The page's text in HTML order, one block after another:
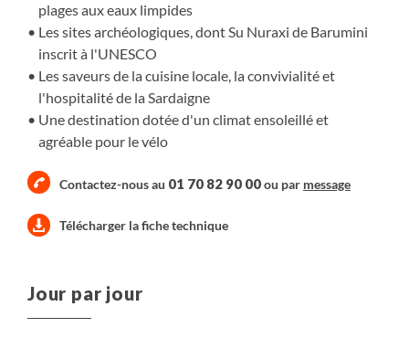
plages aux eaux limpides
Les sites archéologiques, dont Su Nuraxi de Barumini
inscrit à l'UNESCO
Les saveurs de la cuisine locale, la convivialité et
l'hospitalité de la Sardaigne
Une destination dotée d'un climat ensoleillé et
agréable pour le vélo
Contactez-nous au 01 70 82 90 00ou par message
Télécharger la fiche technique
Jour par jour